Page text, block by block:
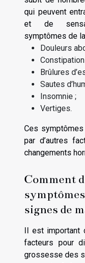
qui peuvent
et de
symptômes de
Douleurs
Brûlures
Sautes
Insomnie ;
Vertiges.
Ces
par d’autres
changements
Comment
signes de
Il est
facteurs pour
grossesse des